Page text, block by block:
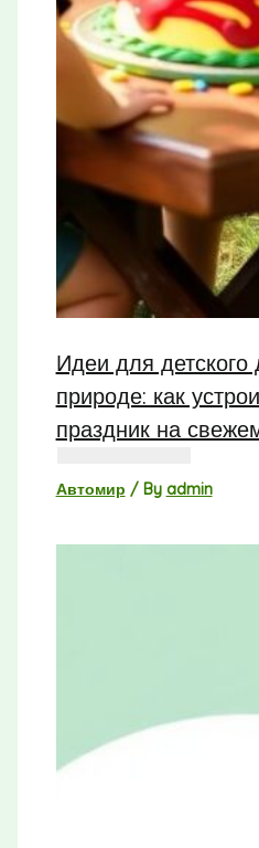
Идеи для
природе: как
праздник на
Автомир / By admin